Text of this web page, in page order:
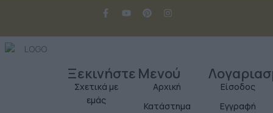
Ξεκινήστε
Σχετικά με
εμάς
Μενού
Αρχική
Κατάστημα
Είσοδος
Εγγραφή